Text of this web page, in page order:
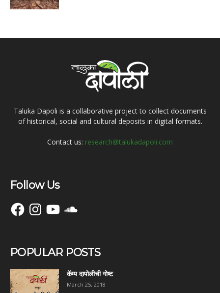
Taluka Dapoli is a collaborative project to collect documents
of historical, social and cultural deposits in digital formats.
Contact us: research@talukadapoli.com
Follow Us
FacebookInstagramYouTubeSoundCloud
POPULAR POSTS
कॅम्प दापोलीची गोष्ट
March 25, 2018